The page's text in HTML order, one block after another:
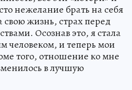
нежелание брать на себя
свою жизнь, страх перед
Осознав это, я стала
человеком, и теперь мои
того, отношение ко мне
в лучшую